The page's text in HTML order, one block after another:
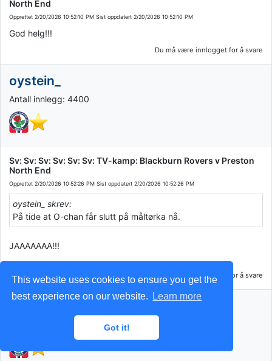
This website uses cookies to ensure you get the
best experience on our website.
Learn more
Got it!
North End
Opprettet 2/20/2026 10:52:10 PM Sist oppdatert 2/20/2026 10:52:10 PM
God helg!!!
Du må være innlogget for å svare
oystein_
Antall innlegg: 4400
Sv: Sv: Sv: Sv: Sv: Sv: TV-kamp: Blackburn Rovers v Preston
North End
Opprettet 2/20/2026 10:52:26 PM Sist oppdatert 2/20/2026 10:52:26 PM
oystein_ skrev:
På tide at O-chan får slutt på måltørka nå.
JAAAAAAA!!!
Du må være innlogget for å svare
Pettersen83